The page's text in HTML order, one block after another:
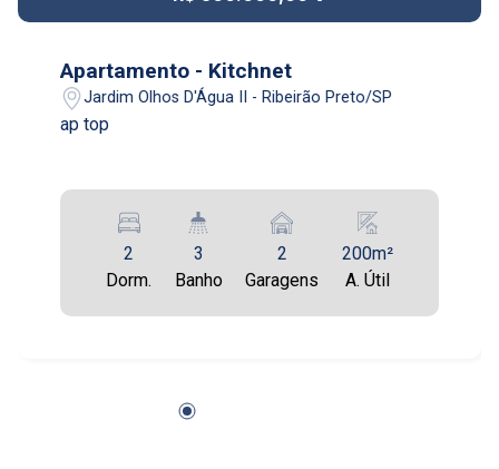
Apartamento - Kitchnet
Jardim Olhos D'Água II - Ribeirão Preto/SP
ap top
2
Dorm.
3
Banho
2
Garagens
200m²
A. Útil